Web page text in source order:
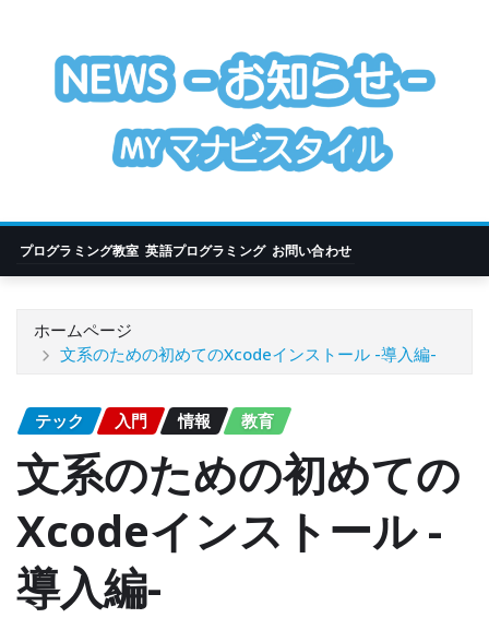
キ
プ
プログラミング教室 英語プログラミング お問い合わせ
ホームページ
文系のための初めてのXcodeインストール -導入編-
テック 入門 情報 教育
文系のための初めての
Xcodeインストール -
導入編-